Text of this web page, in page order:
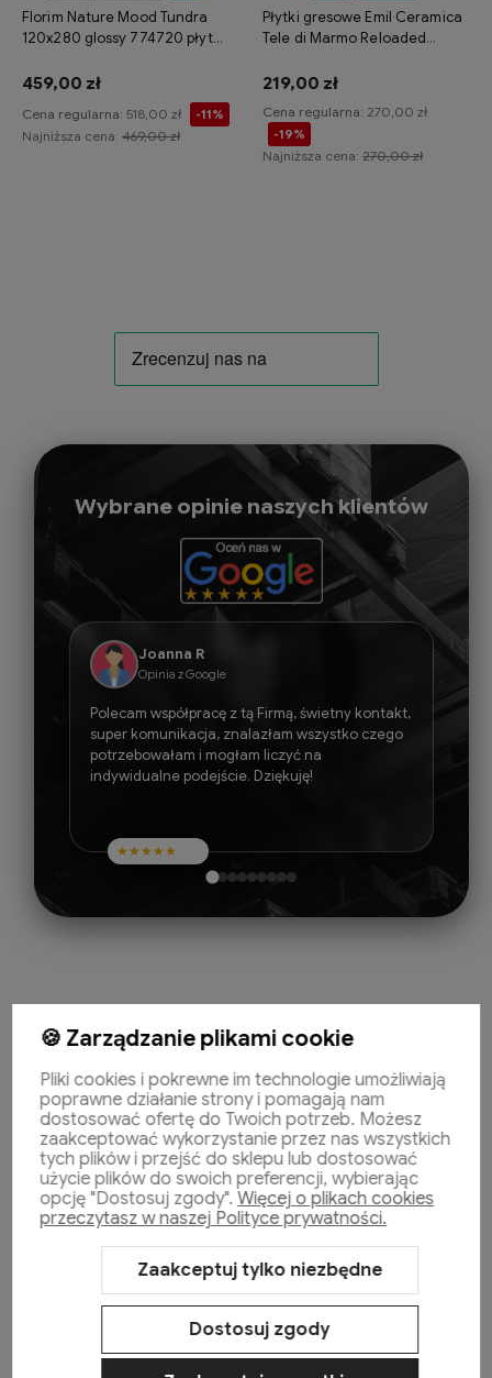
OKAZJA
Florim Nature Mood Tundra
120x280 glossy 774720 płytka
459,00 zł
Cena regularna: 518,00 zł -11%
Najniższa cena: 469,00 zł
Płytki gresowe Emil Ceramica
Tele di Marmo Reloaded
219,00 zł
Cena regularna: 270,00 zł
-19%
Najniższa cena: 270,00 zł
Wybrane opinie naszych klientów
Joanna R
Opinia z Google
Polecam współpracę z tą Firmą, świetny kontakt,
super komunikacja, znalazłam wszystko czego
potrzebowałam i mogłam liczyć na
indywidualne podejście. Dziękuję!
★★★★★
Pomoc
Moje konto
Płatności i dostawa
Informacje
🍪 Zarządzanie plikami cookie
Pliki cookies i pokrewne im technologie umożliwiają
poprawne działanie strony i pomagają nam
dostosować ofertę do Twoich potrzeb. Możesz
zaakceptować wykorzystanie przez nas wszystkich
tych plików i przejść do sklepu lub dostosować
użycie plików do swoich preferencji, wybierając
opcję "Dostosuj zgody". Więcej o plikach cookies
przeczytasz w naszej Polityce prywatności.
Zaakceptuj tylko niezbędne
Dostosuj zgody